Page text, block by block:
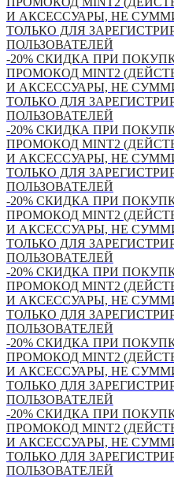
И АКСЕССУАРЫ, НЕ
ТОЛЬКО ДЛЯ
ПОЛЬЗОВАТЕЛЕЙ
-20% СКИДКА ПРИ
ПРОМОКОД MINT2
И АКСЕССУАРЫ, НЕ
ТОЛЬКО ДЛЯ
ПОЛЬЗОВАТЕЛЕЙ
-20% СКИДКА ПРИ
ПРОМОКОД MINT2
И АКСЕССУАРЫ, НЕ
ТОЛЬКО ДЛЯ
ПОЛЬЗОВАТЕЛЕЙ
-20% СКИДКА ПРИ
ПРОМОКОД MINT2
И АКСЕССУАРЫ, НЕ
ТОЛЬКО ДЛЯ
ПОЛЬЗОВАТЕЛЕЙ
-20% СКИДКА ПРИ
ПРОМОКОД MINT2
И АКСЕССУАРЫ, НЕ
ТОЛЬКО ДЛЯ
ПОЛЬЗОВАТЕЛЕЙ
-20% СКИДКА ПРИ
ПРОМОКОД MINT2
И АКСЕССУАРЫ, НЕ
ТОЛЬКО ДЛЯ
ПОЛЬЗОВАТЕЛЕЙ
-20% СКИДКА ПРИ
ПРОМОКОД MINT2
И АКСЕССУАРЫ, НЕ
ТОЛЬКО ДЛЯ
ПОЛЬЗОВАТЕЛЕЙ